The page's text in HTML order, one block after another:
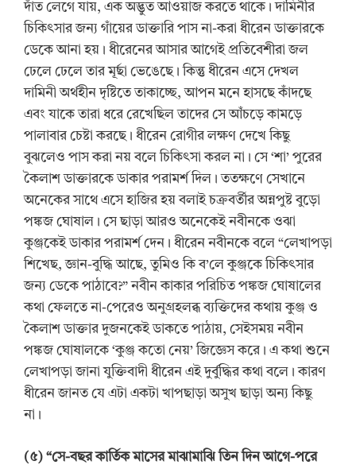
দাঁত লেগে যায়, এক অদ্ভুত আওয়াজ করতে থাকে। দামিনীর
চিকিৎসার জন্য গাঁয়ের ডাক্তারি পাস না-করা ধীরেন ডাক্তারকে
ডেকে আনা হয়। ধীরেনের আসার আগেই প্রতিবেশীরা জল
ঢেলে ঢেলে তার মূর্ছা ভেঙেছে। কিন্তু ধীরেন এসে দেখল
দামিনী অর্থহীন দৃষ্টিতে তাকাচ্ছে, আপন মনে হাসছে কাঁদছে
এবং যাকে তারা ধরে রেখেছিল তাদের সে আঁচড়ে কামড়ে
পালাবার চেষ্টা করছে। ধীরেন রোগীর লক্ষণ দেখে কিছু
বুঝলেও পাস করা নয় বলে চিকিৎসা করল না। সে ‘শা’ পুরের
কৈলাশ ডাক্তারকে ডাকার পরামর্শ দিল। ততক্ষণে সেখানে
অনেকের সাথে এসে হাজির হয় বলাই চক্রবর্তীর অন্নপুষ্ট বুড়ো
পঙ্কজ ঘোষাল। সে ছাড়া আরও অনেকেই নবীনকে ওঝা
কুঞ্জকেই ডাকার পরামর্শ দেন। ধীরেন নবীনকে বলে “লেখাপড়া
শিখেছ, জ্ঞান-বুদ্ধি আছে, তুমিও কি ব’লে কুঞ্জকে চিকিৎসার
জন্য ডেকে পাঠাবে?” নবীন কাকার পরিচিত পঙ্কজ ঘোষালের
কথা ফেলতে না-পেরেও অনুগ্রহলব্ধ ব্যক্তিদের কথায় কুঞ্জ ও
কৈলাশ ডাক্তার দুজনকেই ডাকতে পাঠায়, সেইসময় নবীন
পঙ্কজ ঘোষালকে ‘কুঞ্জ কতো নেয়’ জিজ্ঞেস করে। এ কথা শুনে
লেখাপড়া জানা যুক্তিবাদী ধীরেন এই দুর্বুদ্ধির কথা বলে। কারণ
ধীরেন জানত যে এটা একটা খাপছাড়া অসুখ ছাড়া অন্য কিছু
না।
(৫) “সে-বছর কার্তিক মাসের মাঝামাঝি তিন দিন আগে-পরে